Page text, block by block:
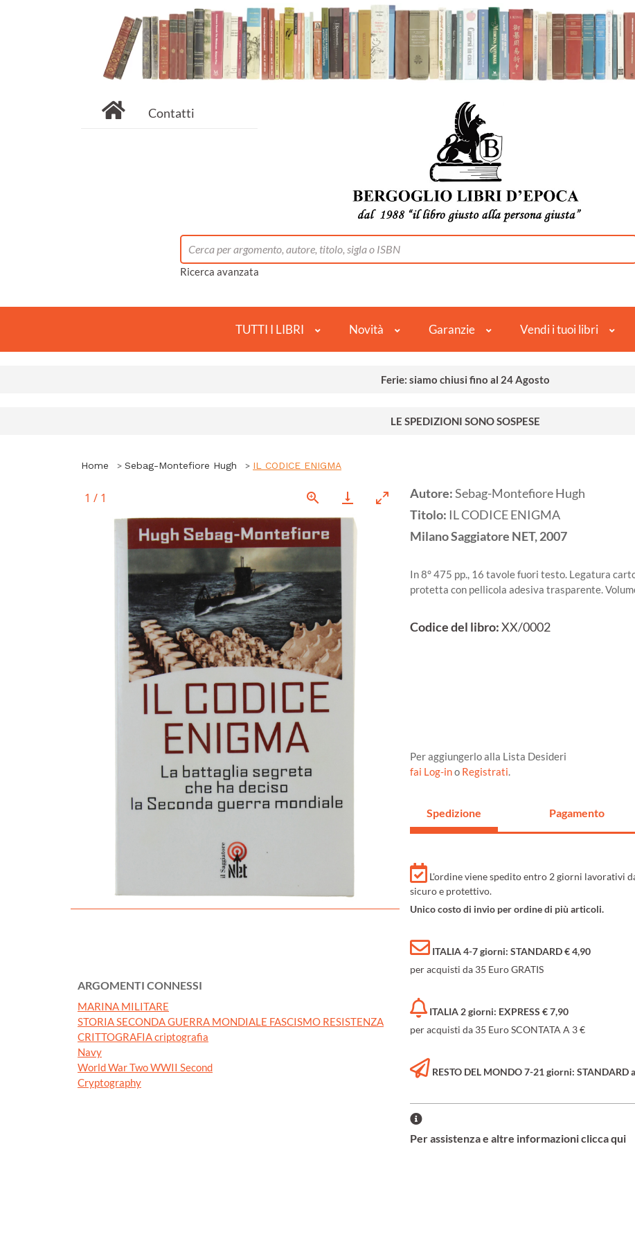
Contatti
Ricerca avanzata
TUTTI I LIBRI Novità Garanzie Vendi i tuoi libri
Ferie: siamo chiusi fino al 24 Agosto
LE SPEDIZIONI SONO SOSPESE
Home Sebag-Montefiore Hugh IL CODICE ENIGMA
1 / 1
ARGOMENTI CONNESSI
MARINA MILITARE
STORIA SECONDA GUERRA MONDIALE FASCISMO RESISTENZA
CRITTOGRAFIA criptografia
Navy
World War Two WWII Second
Cryptography
Autore:Sebag-Montefiore Hugh
Titolo: IL CODICE ENIGMA
MilanoSaggiatore NET,2007
In 8° 475 pp., 16 tavole fuori testo. Legatura
protetta con pellicola adesiva trasparente.
Codice del libro:XX/0002
Per aggiungerlo alla Lista Desideri
fai Log-ino Registrati.
Spedizione Pagamento
L'ordine viene spedito entro 2 giorni lavorativi
sicuro e protettivo.
Unico costo di invio per ordine di più articoli.
ITALIA 4-7 giorni: STANDARD € 4,90
per acquisti da 35 Euro GRATIS
ITALIA 2 giorni: EXPRESS € 7,90
per acquisti da 35 Euro SCONTATA A 3 €
RESTO DEL MONDO 7-21 giorni: STANDARD
Per assistenza e altre informazioni clicca qui